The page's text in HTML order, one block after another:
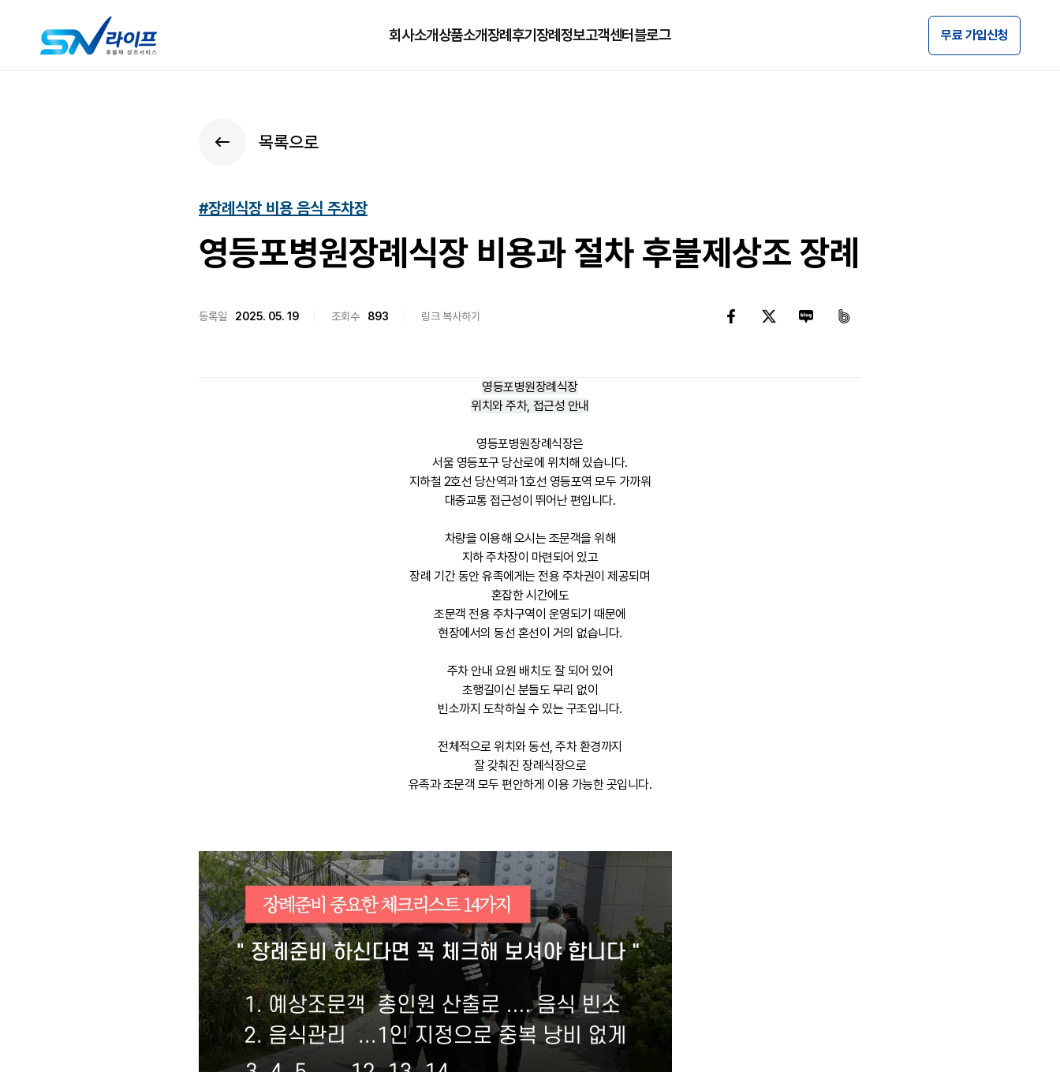
회사소개상품소개장례후기 장례정보고객센터블로그 무료 가입신청
목록으로
#장례식장 비용 음식 주차장
영등포병원장례식장 비용과 절차 후불제상조 장례
등록일 2025. 05. 19 조회수 893 링크 복사하기
영등포병원장례식장
위치와 주차, 접근성 안내
영등포병원장례식장은
서울 영등포구 당산로에 위치해 있습니다.
지하철 2호선 당산역과 1호선 영등포역 모두 가까워
대중교통 접근성이 뛰어난 편입니다.
차량을 이용해 오시는 조문객을 위해
지하 주차장이 마련되어 있고
장례 기간 동안 유족에게는 전용 주차권이 제공되며
혼잡한 시간에도
조문객 전용 주차구역이 운영되기 때문에
현장에서의 동선 혼선이 거의 없습니다.
주차 안내 요원 배치도 잘 되어 있어
초행길이신 분들도 무리 없이
빈소까지 도착하실 수 있는 구조입니다.
전체적으로 위치와 동선, 주차 환경까지
잘 갖춰진 장례식장으로
유족과 조문객 모두 편안하게 이용 가능한 곳입니다.